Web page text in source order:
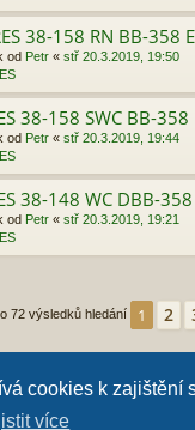
cookies k zajištění
více
38-158 RN BB-358
od Petr « stř 20.3.2019, 19:50
38-158 SWC BB-358
od Petr « stř 20.3.2019, 19:44
38-148 WC DBB-
od Petr « stř 20.3.2019, 19:21
72 výsledků hledání 1 2